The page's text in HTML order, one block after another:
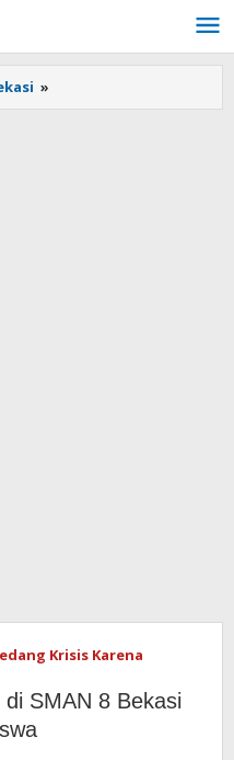
»
Dugaan
Krisis Karena
SMAN 8 Bekasi